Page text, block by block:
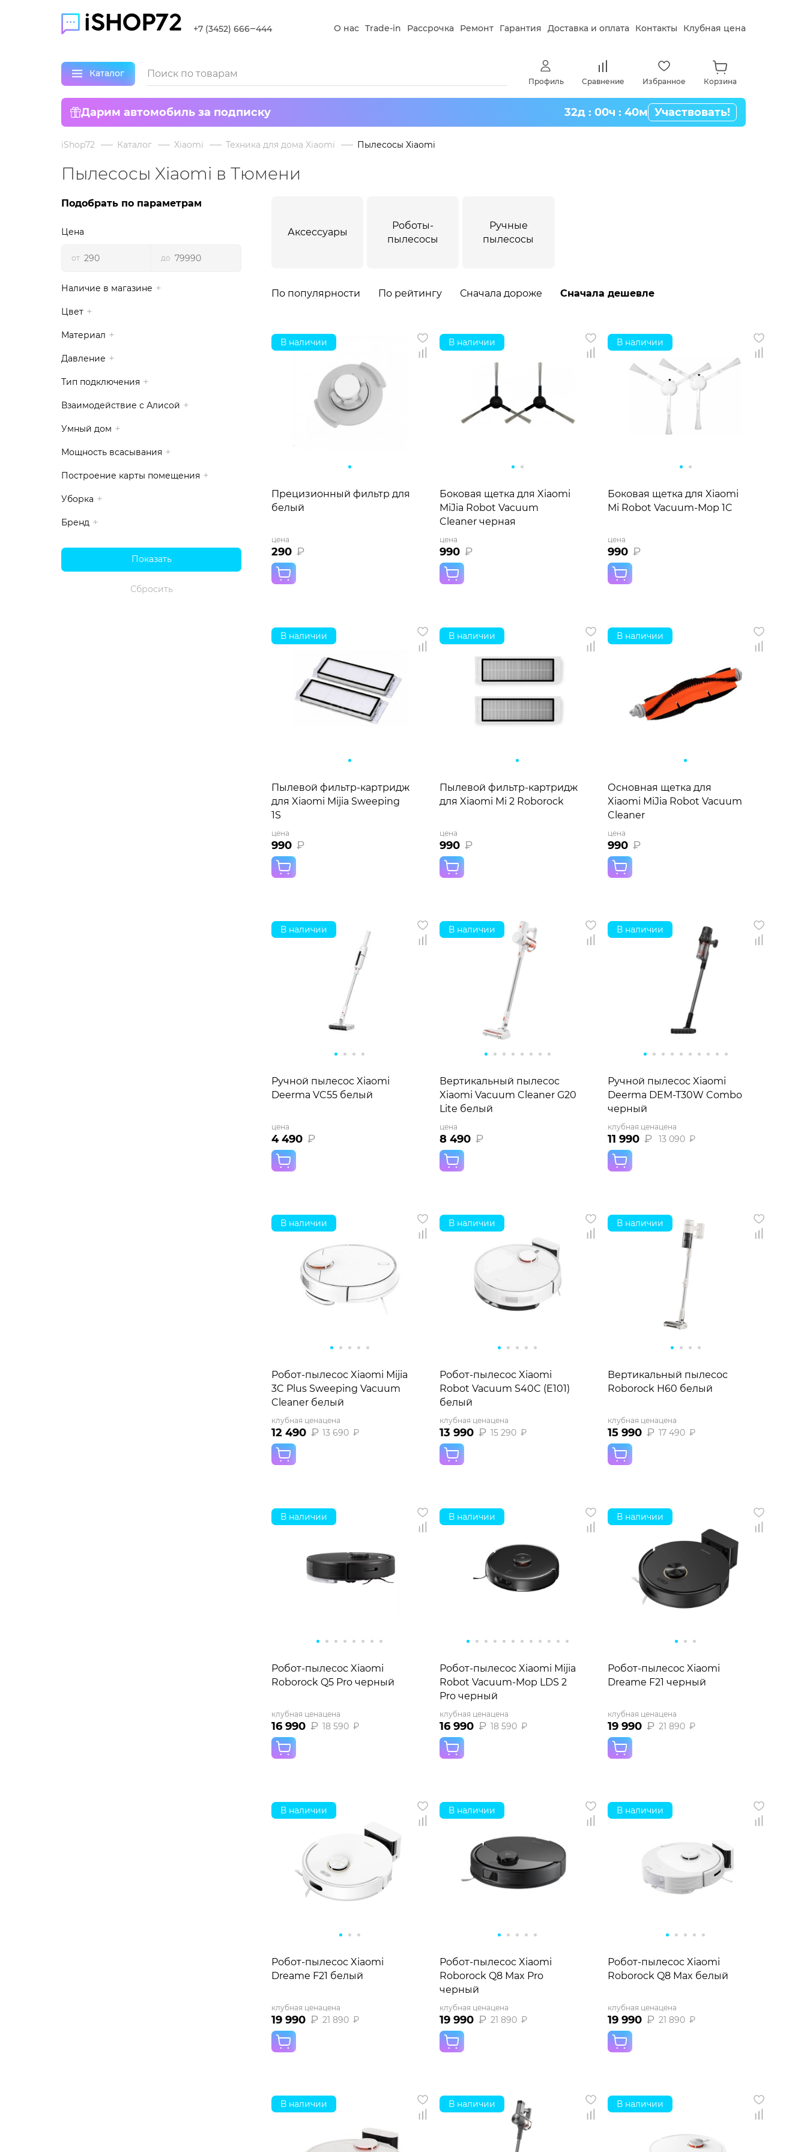
+7 (3452) 666‒444 О нас Trade-in Рассрочка Ремонт Гарантия Доставка и оплата Контакты Клубная цена
Каталог
Профиль Сравнение Избранное Корзина
Дарим автомобиль за подписку 32д : 00ч : 40м Участвовать!
iShop72 Каталог Xiaomi Техника для дома Xiaomi Пылесосы Xiaomi
Пылесосы Xiaomi в Тюмени
Подобрать по параметрам
Цена
от до
Наличие в магазине
Цвет
Материал
Давление
Тип подключения
Взаимодействие с Алисой
Умный дом
Мощность всасывания
Построение карты помещения
Уборка
Бренд
Аксессуары
Роботы-
пылесосы
Ручные
пылесосы
По популярности По рейтингу Сначала дороже Сначала дешевле
В наличии
Прецизионный фильтр для Xiaomi Mijia Robot Vacuum Cleaner 1C
белый
цена
290 ₽
В наличии
Боковая щетка для Xiaomi
MiJia Robot Vacuum
Cleaner черная
цена
990 ₽
В наличии
Боковая щетка для Xiaomi
Mi Robot Vacuum-Mop 1C
цена
990 ₽
В наличии
Пылевой фильтр-картридж
для Xiaomi Mijia Sweeping
1S
цена
990 ₽
В наличии
Пылевой фильтр-картридж
для Xiaomi Mi 2 Roborock
цена
990 ₽
В наличии
Основная щетка для
Xiaomi MiJia Robot Vacuum
Cleaner
цена
990 ₽
В наличии
Ручной пылесос Xiaomi
Deerma VC55 белый
цена
4 490 ₽
В наличии
Вертикальный пылесос
Xiaomi Vacuum Cleaner G20
Lite белый
цена
8 490 ₽
В наличии
Ручной пылесос Xiaomi
Deerma DEM-T30W Combo
черный
клубная цена
11 990 ₽
цена
13 090 ₽
В наличии
Робот-пылесос Xiaomi Mijia
3C Plus Sweeping Vacuum
Cleaner белый
клубная цена
12 490 ₽
цена
13 690 ₽
В наличии
Робот-пылесос Xiaomi
Robot Vacuum S40C (E101)
белый
клубная цена
13 990 ₽
цена
15 290 ₽
В наличии
Вертикальный пылесос
Roborock H60 белый
клубная цена
15 990 ₽
цена
17 490 ₽
В наличии
Робот-пылесос Xiaomi
Roborock Q5 Pro черный
клубная цена
16 990 ₽
цена
18 590 ₽
В наличии
Робот-пылесос Xiaomi Mijia
Robot Vacuum-Mop LDS 2
Pro черный
клубная цена
16 990 ₽
цена
18 590 ₽
В наличии
Робот-пылесос Xiaomi
Dreame F21 черный
клубная цена
19 990 ₽
цена
21 890 ₽
В наличии
Робот-пылесос Xiaomi
Dreame F21 белый
клубная цена
19 990 ₽
цена
21 890 ₽
В наличии
Робот-пылесос Xiaomi
Roborock Q8 Max Pro
черный
клубная цена
19 990 ₽
цена
21 890 ₽
В наличии
Робот-пылесос Xiaomi
Roborock Q8 Max белый
клубная цена
19 990 ₽
цена
21 890 ₽
В наличии В наличии В наличии